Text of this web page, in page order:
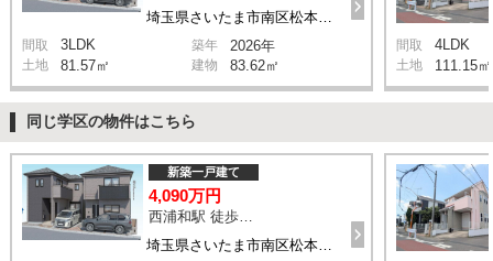
埼玉県さいたま市南区松本1丁目
間取 3LDK 築年 2026年
土地 81.57㎡ 建物 83.62㎡
間取 4LDK
土地 111.15㎡
同じ学区の物件はこちら
新築一戸建て
4,090万円
西浦和駅 徒歩14分